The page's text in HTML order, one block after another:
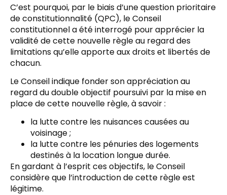
C’est pourquoi, par le biais d’une question prioritaire
de constitutionnalité (QPC), le Conseil
constitutionnel a été interrogé pour apprécier la
validité de cette nouvelle règle au regard des
limitations qu’elle apporte aux droits et libertés de
chacun.
Le Conseil indique fonder son appréciation au
regard du double objectif poursuivi par la mise en
place de cette nouvelle règle, à savoir :
la lutte contre les nuisances causées au
voisinage ;
la lutte contre les pénuries des logements
destinés à la location longue durée.
En gardant à l’esprit ces objectifs, le Conseil
considère que l’introduction de cette règle est
légitime.